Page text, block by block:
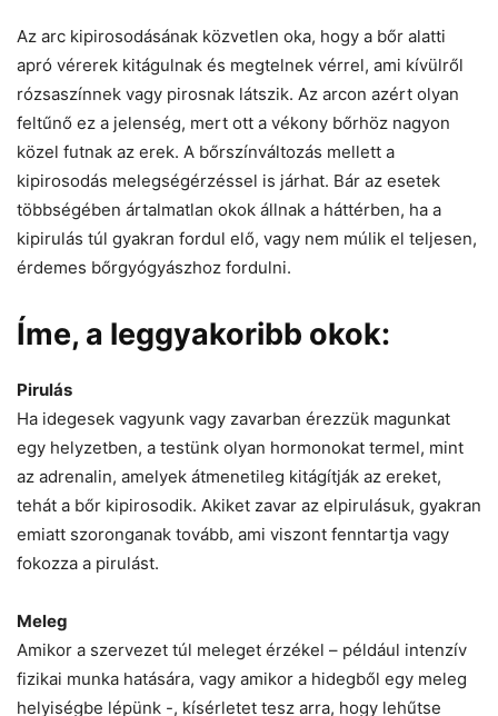
Az arc kipirosodásának közvetlen oka, hogy a bőr alatti
apró vérerek kitágulnak és megtelnek vérrel, ami kívülről
rózsaszínnek vagy pirosnak látszik. Az arcon azért olyan
feltűnő ez a jelenség, mert ott a vékony bőrhöz nagyon
közel futnak az erek. A bőrszínváltozás mellett a
kipirosodás melegségérzéssel is járhat. Bár az esetek
többségében ártalmatlan okok állnak a háttérben, ha a
kipirulás túl gyakran fordul elő, vagy nem múlik el teljesen,
érdemes bőrgyógyászhoz fordulni.
Íme, a leggyakoribb okok:
Pirulás
Ha idegesek vagyunk vagy zavarban érezzük magunkat
egy helyzetben, a testünk olyan hormonokat termel, mint
az adrenalin, amelyek átmenetileg kitágítják az ereket,
tehát a bőr kipirosodik. Akiket zavar az elpirulásuk, gyakran
emiatt szoronganak tovább, ami viszont fenntartja vagy
fokozza a pirulást.
Meleg
Amikor a szervezet túl meleget érzékel – például intenzív
fizikai munka hatására, vagy amikor a hidegből egy meleg
helyiségbe lépünk -, kísérletet tesz arra, hogy lehűtse